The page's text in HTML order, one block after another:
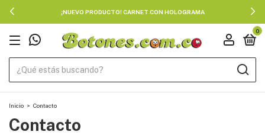
¡NUEVO PRODUCTO! CARNET CON HOLOGRAMA
0
Inicio > Contacto
Contacto